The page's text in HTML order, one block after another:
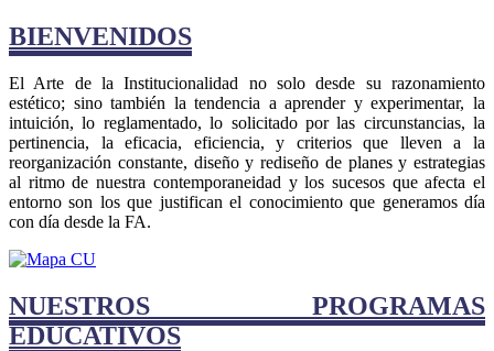
BIENVENIDOS
El Arte de la Institucionalidad no solo desde su razonamiento
estético; sino también la tendencia a aprender y experimentar, la
intuición, lo reglamentado, lo solicitado por las circunstancias, la
pertinencia, la eficacia, eficiencia, y criterios que lleven a la
reorganización constante, diseño y rediseño de planes y estrategias
al ritmo de nuestra contemporaneidad y los sucesos que afecta el
entorno son los que justifican el conocimiento que generamos día
con día desde la FA.
NUESTROS PROGRAMAS
EDUCATIVOS